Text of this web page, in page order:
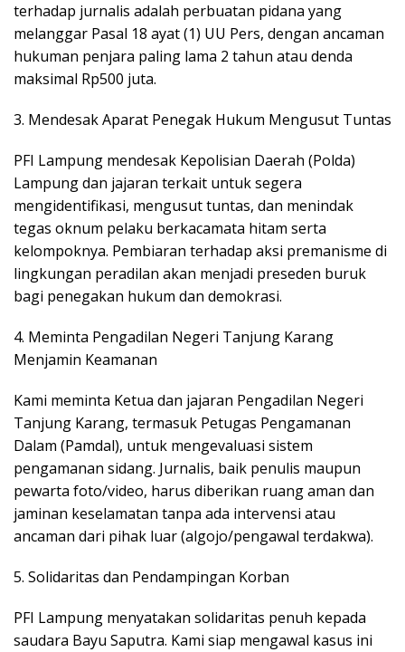
terhadap jurnalis adalah perbuatan pidana yang
melanggar Pasal 18 ayat (1) UU Pers, dengan ancaman
hukuman penjara paling lama 2 tahun atau denda
maksimal Rp500 juta.
​3. Mendesak Aparat Penegak Hukum Mengusut Tuntas
​PFI Lampung mendesak Kepolisian Daerah (Polda)
Lampung dan jajaran terkait untuk segera
mengidentifikasi, mengusut tuntas, dan menindak
tegas oknum pelaku berkacamata hitam serta
kelompoknya. Pembiaran terhadap aksi premanisme di
lingkungan peradilan akan menjadi preseden buruk
bagi penegakan hukum dan demokrasi.
​4. Meminta Pengadilan Negeri Tanjung Karang
Menjamin Keamanan
​Kami meminta Ketua dan jajaran Pengadilan Negeri
Tanjung Karang, termasuk Petugas Pengamanan
Dalam (Pamdal), untuk mengevaluasi sistem
pengamanan sidang. Jurnalis, baik penulis maupun
pewarta foto/video, harus diberikan ruang aman dan
jaminan keselamatan tanpa ada intervensi atau
ancaman dari pihak luar (algojo/pengawal terdakwa).
​5. Solidaritas dan Pendampingan Korban
​PFI Lampung menyatakan solidaritas penuh kepada
saudara Bayu Saputra. Kami siap mengawal kasus ini